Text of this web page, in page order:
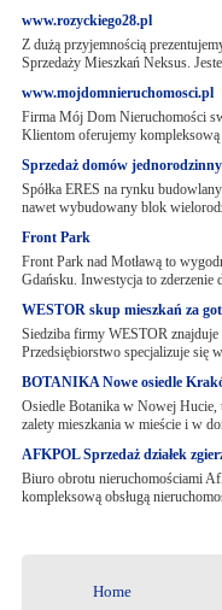
www.rozyckiego28.pl
Z dużą przyjemnością
Sprzedaży Mieszkań Neksus.
www.mojdomnieruchomosci.pl
Firma Mój Dom Nieruchomości
Klientom oferujemy
Sprzedaż domów
Spółka ERES na rynku
nawet wybudowany blok
Front Park
Front Park nad Motławą to
Gdańsku. Inwestycja to
WESTOR skup mieszkań za
Siedziba firmy WESTOR
Przedsiębiorstwo specjalizuje się
BOTANIKA Nowe osiedle
Osiedle Botanika w Nowej Hucie,
zalety mieszkania w mieście i w
AFKPOL Sprzedaż działek
Biuro obrotu nieruchomościami
kompleksową obsługą
Home